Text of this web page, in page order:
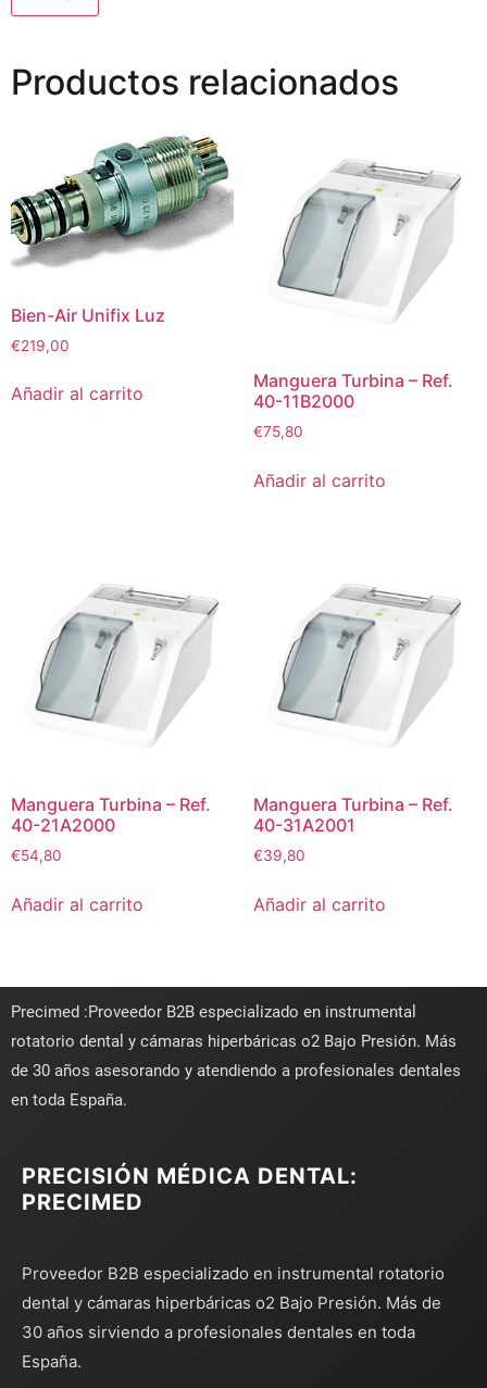
Productos relacionados
Bien-Air Unifix Luz
€219,00
Añadir al carrito
Manguera Turbina – Ref.
40-11B2000
€75,80
Añadir al carrito
Manguera Turbina – Ref.
40-21A2000
€54,80
Añadir al carrito
Manguera Turbina – Ref.
40-31A2001
€39,80
Añadir al carrito
Precimed :Proveedor B2B especializado en instrumental
rotatorio dental y cámaras hiperbáricas o2 Bajo Presión. Más
de 30 años asesorando y atendiendo a profesionales dentales
en toda España.
PRECISIÓN MÉDICA DENTAL:
PRECIMED
Proveedor B2B especializado en instrumental rotatorio
dental y cámaras hiperbáricas o2 Bajo Presión. Más de
30 años sirviendo a profesionales dentales en toda
España.